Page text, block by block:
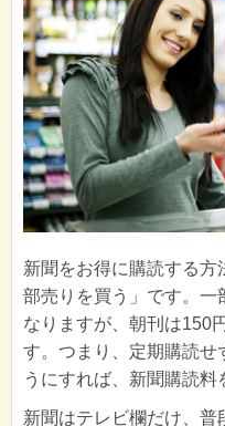
新聞をお得に購読する方
部売りを買う」です。一
なりますが、朝刊は150
す。つまり、定期購読せ
うにすれば、新聞購読料
新聞はテレビ欄だけ、普